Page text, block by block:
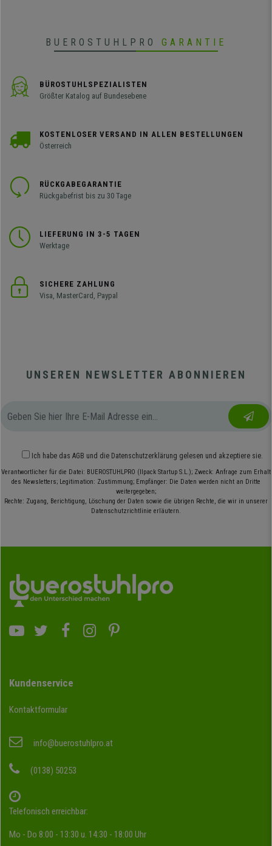
BUEROSTUHLPRO GARANTIE
BÜROSTUHLSPEZIALISTEN
Größter Katalog auf Bundesebene
KOSTENLOSER VERSAND IN ALLEN BESTELLUNGEN
Österreich
RÜCKGABEGARANTIE
Rückgabefrist bis zu 30 Tage
LIEFERUNG IN 3-5 TAGEN
Werktage
SICHERE ZAHLUNG
Visa, MasterCard, Paypal
UNSEREN NEWSLETTER ABONNIEREN
Ich habe das AGB und die Datenschutzerklärung gelesen und akzeptiere sie.
Verantwortlicher für die Datei: BUEROSTUHLPRO (Ilpack Startup S.L.); Zweck: Anfrage zum Erhalt
des Newsletters; Legitimation: Zustimmung; Empfänger: Die Daten werden nicht an Dritte
weitergegeben;
Rechte: Zugang, Berichtigung, Löschung der Daten sowie die übrigen Rechte, die wir in unserer
Datenschutzrichtlinie erläutern.
Kundenservice
Kontaktformular
info@buerostuhlpro.at
(0138) 50253
Telefonisch erreichbar:
Mo - Do 8:00 - 13:30 u. 14:30 - 18:00 Uhr